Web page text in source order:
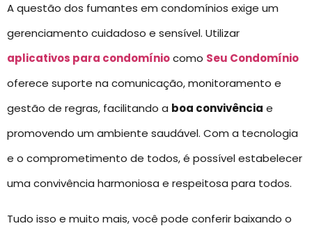
A questão dos fumantes em condomínios exige um
gerenciamento cuidadoso e sensível. Utilizar
aplicativos para condomíniocomo Seu Condomínio
oferece suporte na comunicação, monitoramento e
gestão de regras, facilitando a boa convivência e
promovendo um ambiente saudável. Com a tecnologia
e o comprometimento de todos, é possível estabelecer
uma convivência harmoniosa e respeitosa para todos.
Tudo isso e muito mais, você pode conferir baixando o